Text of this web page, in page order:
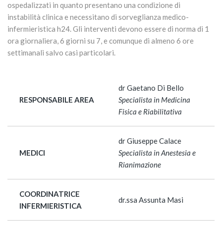
ospedalizzati in quanto presentano una condizione di
instabilità clinica e necessitano di sorveglianza medico-
infermieristica h24. Gli interventi devono essere di norma di 1
ora giornaliera, 6 giorni su 7, e comunque di almeno 6 ore
settimanali salvo casi particolari.
RESPONSABILE AREA
dr Gaetano Di Bello
Specialista in Medicina
Fisica e Riabilitativa
MEDICI
dr Giuseppe Calace
Specialista in Anestesia e
Rianimazione
COORDINATRICE
INFERMIERISTICA
dr.ssa Assunta Masi